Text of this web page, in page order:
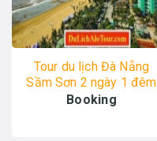
Tour du lịch Đà Nẵng
Sầm Sơn 2 ngày 1 đêm
giá rẻ, Alo: 0977.174.666
Booking